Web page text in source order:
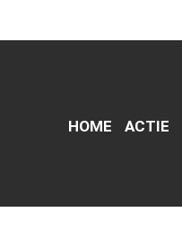
HOME ACTIE